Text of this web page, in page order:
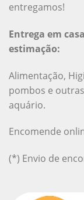
entregamos!
Entrega em
estimação:
Alimentação,
pombos e
aquário.
Encomende
(*) Envio de